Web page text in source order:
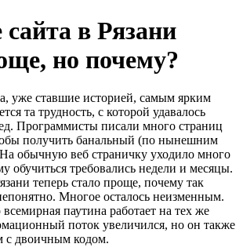
сайта в Рязани
но почему?
уже ставшие историей, самым ярким
та трудность, с которой удавалось
Программисты писали много страниц
получить банальный (по нынешним
На обычную веб страничку уходило много
обучиться требовались недели и месяцы.
теперь стало проще, почему так
Многое осталось неизменным.
паутина работает на тех же
поток увеличился, но он также
с двоичным кодом.